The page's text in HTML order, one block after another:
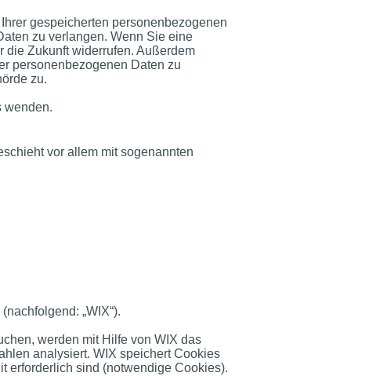
gespeicherten personenbezogenen
zu verlangen. Wenn Sie eine
Zukunft widerrufen. Außerdem
personenbezogenen Daten zu
zu.
wenden.
vor allem mit sogenannten
„WIX“).
werden mit Hilfe von WIX das
analysiert. WIX speichert Cookies
erforderlich sind (notwendige Cookies).